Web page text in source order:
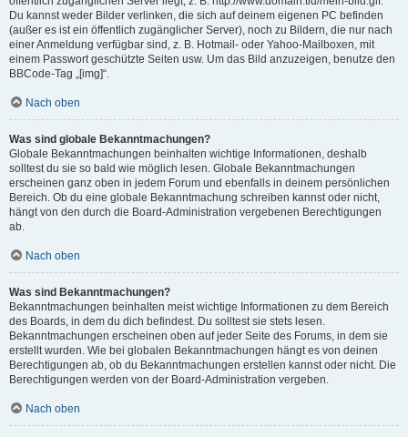
Du kannst weder Bilder verlinken, die sich auf deinem eigenen PC befinden
(außer es ist ein öffentlich zugänglicher Server), noch zu Bildern, die nur nach
einer Anmeldung verfügbar sind, z. B. Hotmail- oder Yahoo-Mailboxen, mit
einem Passwort geschützte Seiten usw. Um das Bild anzuzeigen, benutze den
BBCode-Tag „[img]“.
Nach oben
Was sind globale Bekanntmachungen?
Globale Bekanntmachungen beinhalten wichtige Informationen, deshalb
solltest du sie so bald wie möglich lesen. Globale Bekanntmachungen
erscheinen ganz oben in jedem Forum und ebenfalls in deinem persönlichen
Bereich. Ob du eine globale Bekanntmachung schreiben kannst oder nicht,
hängt von den durch die Board-Administration vergebenen Berechtigungen
ab.
Nach oben
Was sind Bekanntmachungen?
Bekanntmachungen beinhalten meist wichtige Informationen zu dem Bereich
des Boards, in dem du dich befindest. Du solltest sie stets lesen.
Bekanntmachungen erscheinen oben auf jeder Seite des Forums, in dem sie
erstellt wurden. Wie bei globalen Bekanntmachungen hängt es von deinen
Berechtigungen ab, ob du Bekanntmachungen erstellen kannst oder nicht. Die
Berechtigungen werden von der Board-Administration vergeben.
Nach oben